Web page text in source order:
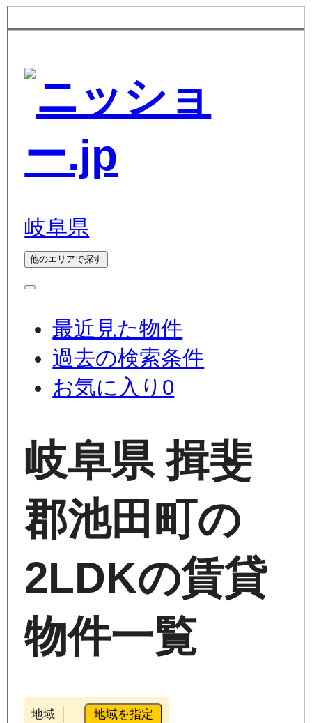
岐阜県
他のエリアで探す
最近見た物件
過去の検索条件
お気に入り 0
岐阜県 揖斐
郡池田町の
2LDKの賃貸
物件一覧
地域 地域を指定